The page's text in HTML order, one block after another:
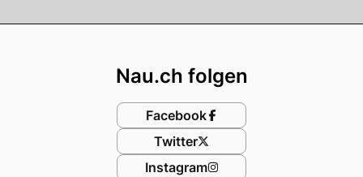
Nau.ch folgen
Facebook
Twitter
Instagram